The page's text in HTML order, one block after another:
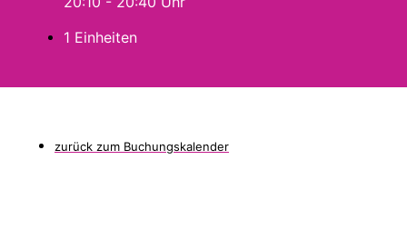
1 Einheiten
zurück zum Buchungskalender